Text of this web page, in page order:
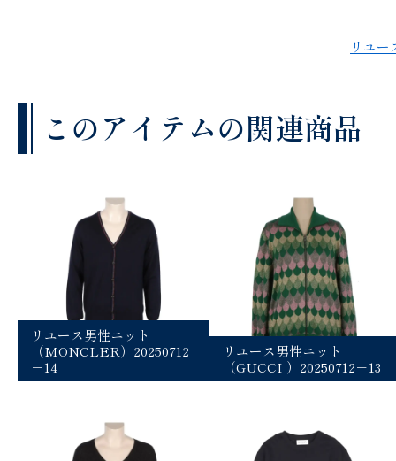
リユ
このアイテムの関連商品
リユース男性ニット
（MONCLER）20250712
－14
リユース男性ニット
（GUCCI ）20250712－13